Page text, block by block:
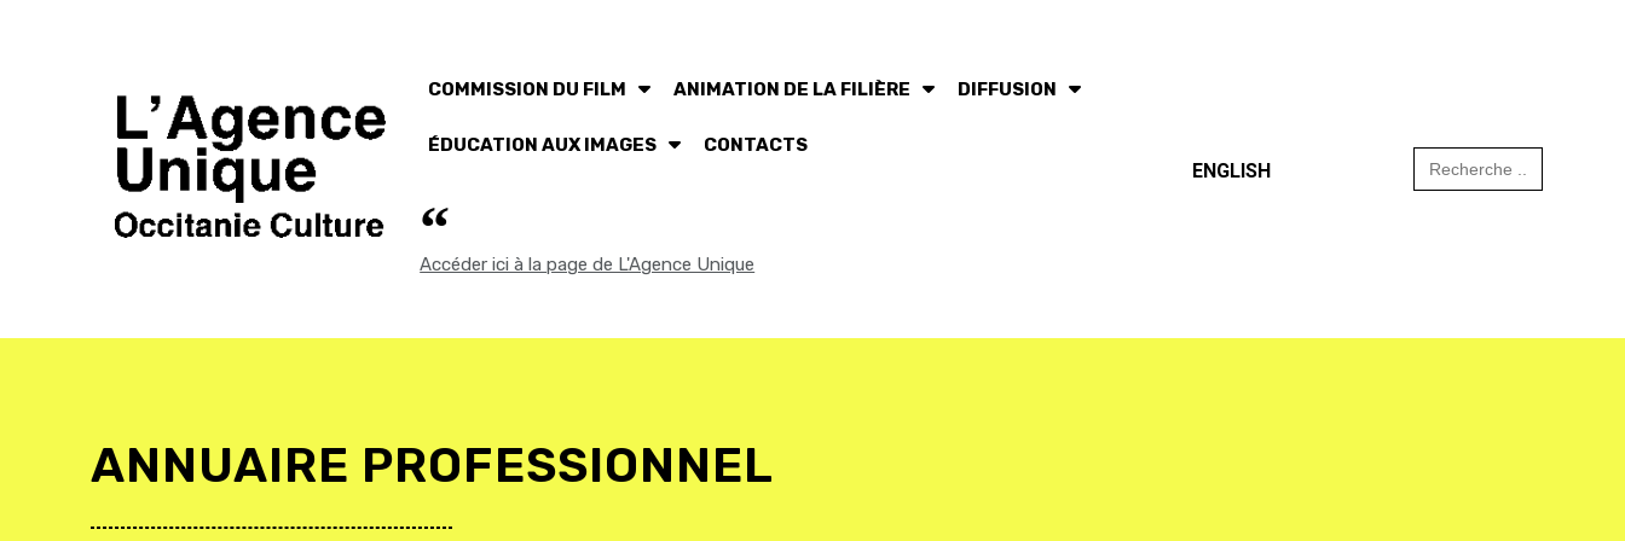
COMMISSION DU FILM ANIMATION DE LA FILIÈRE DIFFUSION
ÉDUCATION AUX IMAGES CONTACTS
Accéder ici à la page de L'Agence Unique
ENGLISH
Search
for:
ANNUAIRE PROFESSIONNEL